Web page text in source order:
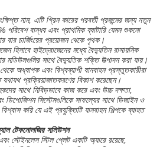
নাম, এটি গ্রিন কারের পরবর্তী প্রজন্মের জন্য নতুন
বান্ধব এবং প্রাথমিক ব্যাটারি যেমন শুকনো
বার চার্জিংয়ের প্রয়োজন থেকে পৃথক।
হিসাবে হাইড্রোজেনের মধ্যে বৈদ্যুতিন রাসায়নিক
মডিউলগুলির সাথে বৈদ্যুতিক শক্তি উত্পাদন করা যায়।
অধ্যাপক এবং বিশ্বব্যাপী যানবাহন প্রস্তুতকারীরা
যথাযথ প্রক্রিয়াজাতকরণের বিকাশ করেছেন।
সাথে নিবিড়ভাবে কাজ করে এবং উচ্চ দক্ষতা,
ডিপোজিশন সিস্টেমগুলিকে সাফল্যের সাথে ডিজাইন ও
করি যে এই প্রযুক্তিটি যানবাহন শিল্পকে ব্যাহত
টেকনোলজির সলিউশন
স্টেইনলেস স্টিল প্লেট একটি অ্যারে রয়েছে,